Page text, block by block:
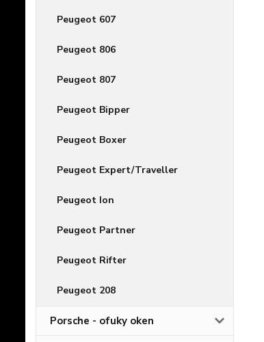
Peugeot 607
Peugeot 806
Peugeot 807
Peugeot Bipper
Peugeot Boxer
Peugeot Expert/Traveller
Peugeot Ion
Peugeot Partner
Peugeot Rifter
Peugeot 208
Porsche - ofuky oken